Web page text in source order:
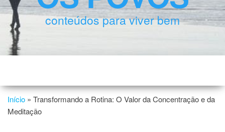
conteúdos para viver bem
Início » Transformando a Rotina: O Valor da Concentração e da
Meditação